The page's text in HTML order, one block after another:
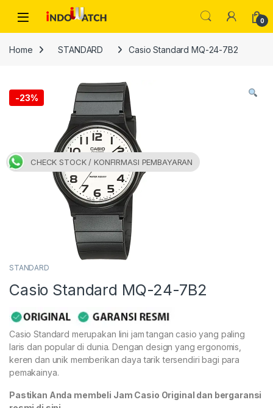
Open 0
Home STANDARD Casio Standard MQ-24-7B2
-23%
STANDARD
Casio Standard MQ-24-7B2
Casio Standard merupakan lini jam tangan casio yang paling
laris dan popular di dunia. Dengan design yang ergonomis,
keren dan unik memberikan daya tarik tersendiri bagi para
pemakainya.
Pastikan Anda membeli Jam Casio Original dan bergaransi
CHECK STOCK / KONFIRMASI PEMBAYARAN